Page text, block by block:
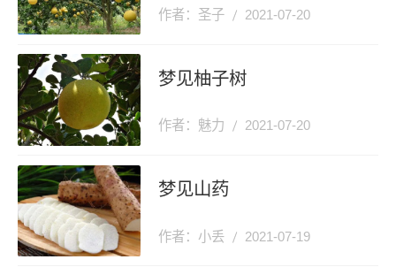
作者：圣子 2021-07-20
梦见柚子树
作者：魅力 2021-07-20
梦见山药
作者：小丢 2021-07-19